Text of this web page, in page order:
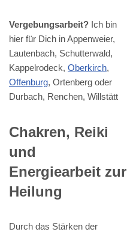
Vergebungsarbeit? Ich bin
hier für Dich in Appenweier,
Lautenbach, Schutterwald,
Kappelrodeck, Oberkirch,
Offenburg, Ortenberg oder
Durbach, Renchen, Willstätt
Chakren, Reiki
und
Energiearbeit zur
Heilung
Durch das Stärken der